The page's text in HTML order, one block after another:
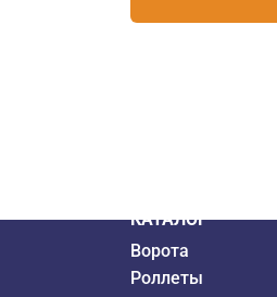
КАТАЛОГ
Ворота
Роллеты